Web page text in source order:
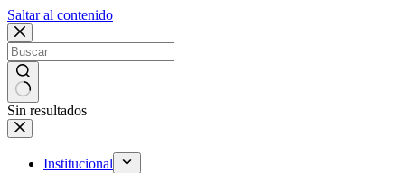
Saltar al contenido
Sin resultados
Institucional